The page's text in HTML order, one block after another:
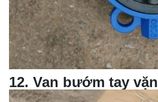
12. Van bướm tay vặn